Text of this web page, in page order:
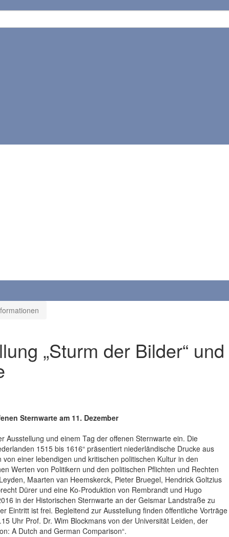
„Sturm der Bilder“ und
Sternwarte am 11. Dezember
und einem Tag der offenen Sternwarte ein. Die
1515 bis 1616“ präsentiert niederländische Drucke aus
einer lebendigen und kritischen politischen Kultur in den
Werten von Politikern und den politischen Pflichten und Rechten
Maarten van Heemskerck, Pieter Bruegel, Hendrick Goltzius
Dürer und eine Ko-Produktion von Rembrandt und Hugo
in der Historischen Sternwarte an der Geismar Landstraße zu
Eintritt ist frei. Begleitend zur Ausstellung finden öffentliche Vorträge
Uhr Prof. Dr. Wim Blockmans von der Universität Leiden, der
A Dutch and German Comparison“.